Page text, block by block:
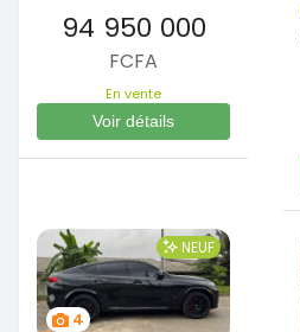
94 950 000
FCFA
En vente
Voir détails
4
NEUF